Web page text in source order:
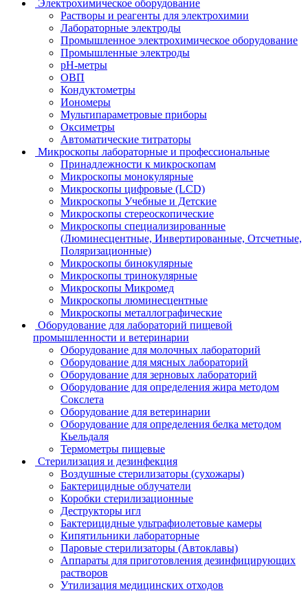
Электрохимическое оборудование
Растворы и реагенты для электрохимии
Лабораторные электроды
Промышленное электрохимическое оборудование
Промышленные электроды
pH-метры
ОВП
Кондуктометры
Иономеры
Мультипараметровые приборы
Оксиметры
Автоматические титраторы
Микроскопы лабораторные и профессиональные
Принадлежности к микроскопам
Микроскопы монокулярные
Микроскопы цифровые (LCD)
Микроскопы Учебные и Детские
Микроскопы стереоскопические
Микроскопы специализированные
(Люминесцентные, Инвертированные, Отсчетные,
Поляризационные)
Микроскопы бинокулярные
Микроскопы тринокулярные
Микроскопы Микромед
Микроскопы люминесцентные
Микроскопы металлографические
Оборудование для лабораторий пищевой
промышленности и ветеринарии
Оборудование для молочных лабораторий
Оборудование для мясных лабораторий
Оборудование для зерновых лабораторий
Оборудование для определения жира методом
Сокслета
Оборудование для ветеринарии
Оборудование для определения белка методом
Кьельдаля
Термометры пищевые
Стерилизация и дезинфекция
Воздушные стерилизаторы (сухожары)
Бактерицидные облучатели
Коробки стерилизационные
Деструкторы игл
Бактерицидные ультрафиолетовые камеры
Кипятильники лабораторные
Паровые стерилизаторы (Автоклавы)
Аппараты для приготовления дезинфицирующих
растворов
Утилизация медицинских отходов